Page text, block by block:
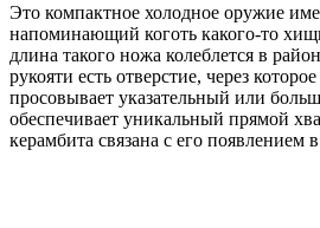
Это компактное холодное оружие
напоминающий коготь какого-то
длина такого ножа колеблется в
рукояти есть отверстие, через
просовывает указательный или
обеспечивает уникальный прямой
керамбита связана с его появлением